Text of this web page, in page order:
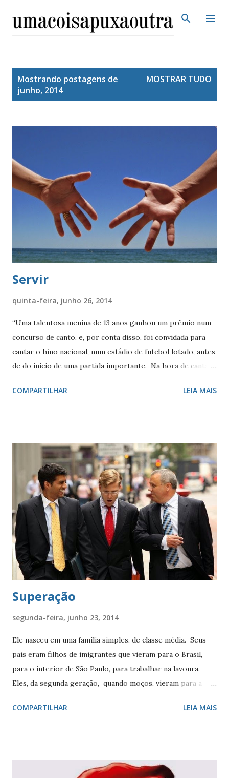
Pular para o conteúdo principal
Mostrando postagens de
junho, 2014
MOSTRAR TUDO
Servir
quinta-feira, junho 26, 2014
“Uma talentosa menina de 13 anos ganhou um prêmio num
concurso de canto, e, por conta disso, foi convidada para
cantar o hino nacional, num estádio de futebol lotado, antes
de do início de uma partida importante. Na hora de cantar,
a sua fragilidade. Começou a tremer, engasgou, esqueceu a
colocou a seu lado, e começou a cantar, incentivando a
menina e o público a cantar também. A cena foi
emocionante. Sua iniciativa salvou o momento.” Diante
desse fato, a questão que fica é: ‘Por que só o técnico
tomou a iniciativa de ajudá-la, enquanto que os demais, em
volta dela, só observaram estupefatos... ?' É simples: ‘Ele
teve uma atitude que poucos estão preparados para ter.
Demonstrou solidariedade e despren...
COMPARTILHAR LEIA MAIS
Superação
segunda-feira, junho 23, 2014
Ele nasceu em uma família simples, de classe média. Seus
pais eram filhos de imigrantes que vieram para o Brasil,
para o interior de São Paulo, para trabalhar na lavoura.
Eles, da segunda geração, quando moços, vieram para a
uma profissão e começaram a trabalhar. Conheceram-se e
eventualmente, ir ao cinema no final de semana. Naqueles
COMPARTILHAR LEIA MAIS